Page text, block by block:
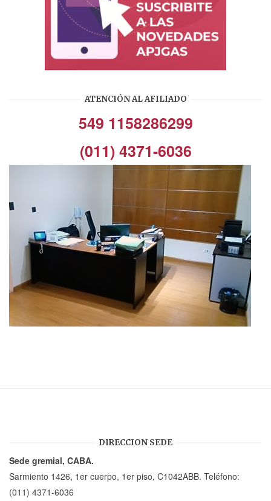
ATENCIÓN AL AFILIADO
549 1158286299
(011) 4371-6036
DIRECCION SEDE
Sede gremial, CABA.
Sarmiento 1426, 1er cuerpo, 1er piso, C1042ABB. Teléfono:
(011) 4371-6036